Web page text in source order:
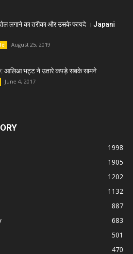
तेल लगाने का तरीका और उसके फायदे । Japani
August 25, 2019
आलिआ भट्ट ने उतारे कपड़े सबके सामने
June 4, 2017
1998
1905
1202
1132
887
683
501
470